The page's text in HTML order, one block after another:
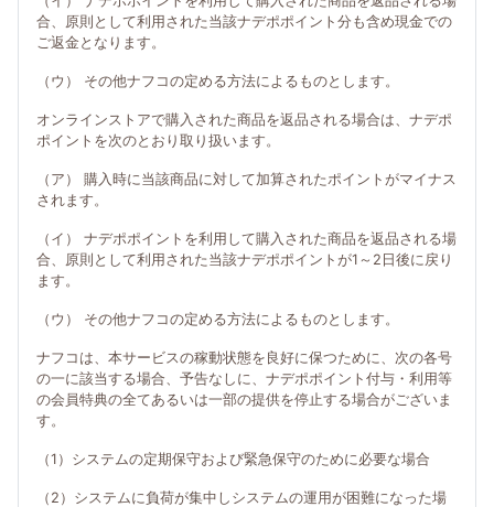
合、原則として利用された当該ナデポポイント分も含め現金での
ご返金となります。
（ウ） その他ナフコの定める方法によるものとします。
オンラインストアで購入された商品を返品される場合は、ナデポ
ポイントを次のとおり取り扱います。
（ア） 購入時に当該商品に対して加算されたポイントがマイナス
されます。
（イ） ナデポポイントを利用して購入された商品を返品される場
合、原則として利用された当該ナデポポイントが1～2日後に戻り
ます。
（ウ） その他ナフコの定める方法によるものとします。
ナフコは、本サービスの稼動状態を良好に保つために、次の各号
の一に該当する場合、予告なしに、ナデポポイント付与・利用等
の会員特典の全てあるいは一部の提供を停止する場合がございま
す。
（1）システムの定期保守および緊急保守のために必要な場合
（2）システムに負荷が集中しシステムの運用が困難になった場